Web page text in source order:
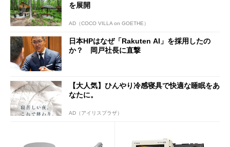
を展開
AD（COCO VILLA on GOETHE）
日本HPはなぜ「Rakuten AI」を採用したの
か？ 岡戸社長に直撃
【大人気】ひんやり冷感寝具で快適な睡眠をあ
なたに。
AD（アイリスプラザ）